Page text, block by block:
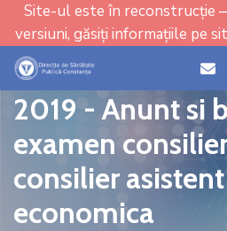
Site-ul este în reconstrucție
versiuni, găsiți informațiile pe
2019 - Anunt si
examen
consilier
economica